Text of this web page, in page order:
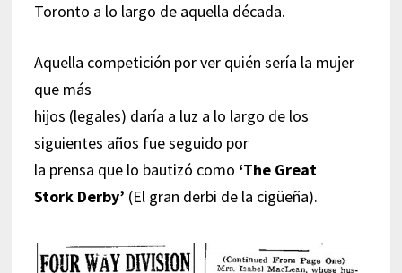
Toronto a lo largo de aquella década.
Aquella competición por ver quién sería la mujer
que más
hijos (legales) daría a luz a lo largo de los
siguientes años fue seguido por
la prensa que lo bautizó como ‘The Great
Stork Derby’ (El gran derbi de la cigüeña).